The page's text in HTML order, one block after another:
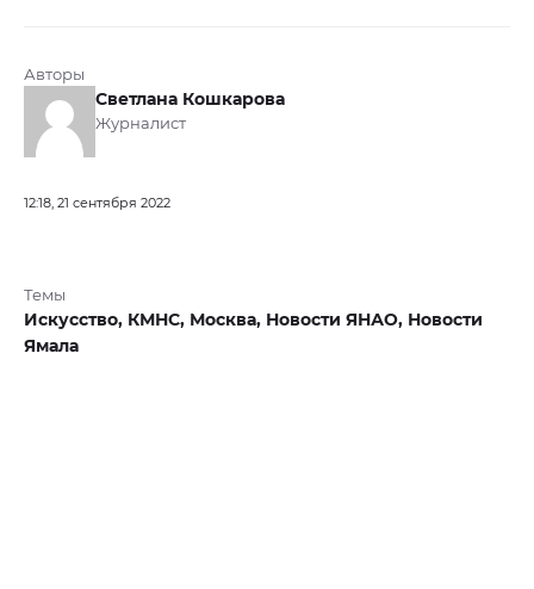
Авторы
Светлана Кошкарова
Журналист
12:18, 21 сентября 2022
Темы
Искусство, КМНС, Москва, Новости ЯНАО, Новости
Ямала